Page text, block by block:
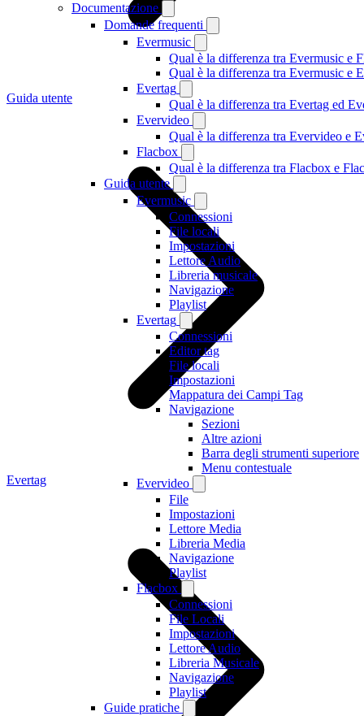
Documentazione
Domande frequenti
Evermusic
Qual è la differenza tra Evermusic e
Qual è la differenza tra Evermusic e
Evertag
Qual è la differenza tra Evertag ed
Evervideo
Qual è la differenza tra Evervideo e
Flacbox
Qual è la differenza tra Flacbox e
Guida utente
Evermusic
Connessioni
File locali
Impostazioni
Lettore Audio
Libreria musicale
Navigazione
Playlist
Evertag
Connessioni
Editor tag
File locali
Impostazioni
Mappatura dei Campi Tag
Navigazione
Sezioni
Altre azioni
Barra degli strumenti superiore
Menu contestuale
Evervideo
File
Impostazioni
Lettore Media
Libreria Media
Navigazione
Playlist
Flacbox
Connessioni
File Locali
Impostazioni
Lettore Audio
Libreria Musicale
Navigazione
Playlist
Guide pratiche
Guida utente
Evertag